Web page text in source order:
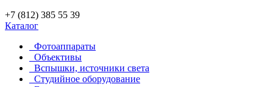
+7 (812) 385 55 39
Каталог
Фотоаппараты
Объективы
Вспышки, источники света
Студийное оборудование